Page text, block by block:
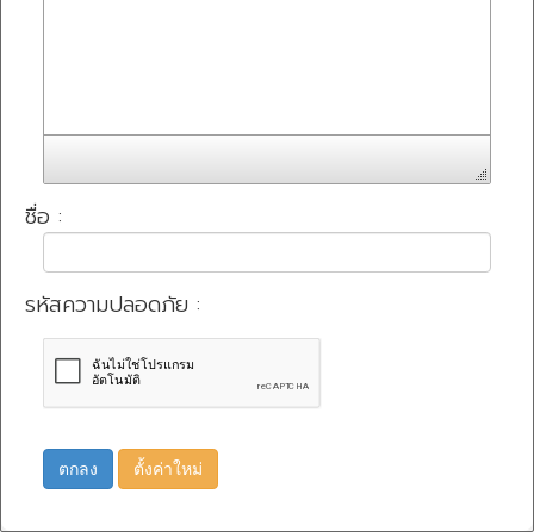
ชื่อ :
รหัสความปลอดภัย :
ตกลง ตั้งค่าใหม่